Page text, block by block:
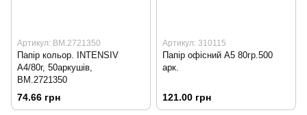
Артикул: BM.2721350
Папір кольор. INTENSIV
А4/80г, 50аркушів,
BM.2721350
74.66 грн
Артикул: 310115
Папір офісний А5 80гр.500
арк.
121.00 грн